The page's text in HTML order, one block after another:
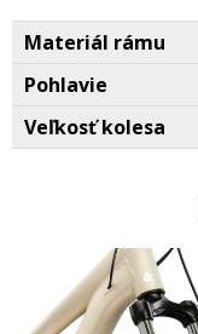
Materiál rámu
Pohlavie
Veľkosť kolesa